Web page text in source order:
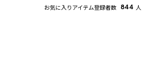
お気に入りアイテム登録者数 844 人